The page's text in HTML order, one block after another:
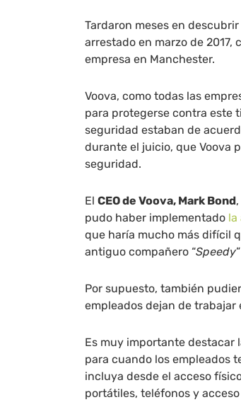
Tardaron meses en
arrestado en marzo de
empresa en Manchester.
Voova, como todas las
para protegerse contra este
seguridad estaban de
durante el juicio, que Voova
seguridad.
ElCEO de Voova, Mark Bond
pudo haber implementado la
que haría mucho más difícil
antiguo compañero “Speedy
Por supuesto, también
empleados dejan de trabajar
Es muy importante destacar
para cuando los empleados
incluya desde el acceso
portátiles, teléfonos y